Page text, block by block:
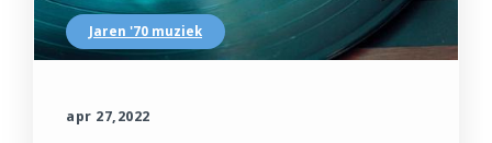
Jaren '70 muziek
apr 27,2022